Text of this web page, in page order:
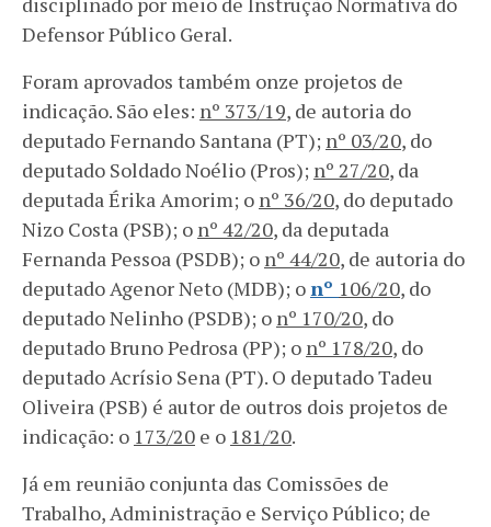
Defensor Público Geral.
Foram aprovados também onze projetos de
indicação. São eles: nº 373/19, de autoria do
deputado Fernando Santana (PT); nº 03/20, do
deputado Soldado Noélio (Pros); nº 27/20, da
deputada Érika Amorim; o nº 36/20, do deputado
Nizo Costa (PSB); o nº 42/20, da deputada
Fernanda Pessoa (PSDB); o nº 44/20, de autoria do
deputado Agenor Neto (MDB); onº 106/20, do
deputado Nelinho (PSDB); o nº 170/20, do
deputado Bruno Pedrosa (PP); o nº 178/20, do
deputado Acrísio Sena (PT). O deputado Tadeu
Oliveira (PSB) é autor de outros dois projetos de
indicação: o 173/20 e o 181/20.
Já em reunião conjunta das Comissões de
Trabalho, Administração e Serviço Público; de